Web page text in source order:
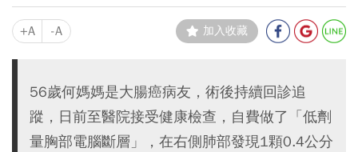
+A -A 加入收藏
56歲何媽媽是大腸癌病友，術後持續回診追
蹤，日前至醫院接受健康檢查，自費做了「低劑
量胸部電腦斷層」，在右側肺部發現1顆0.4公分